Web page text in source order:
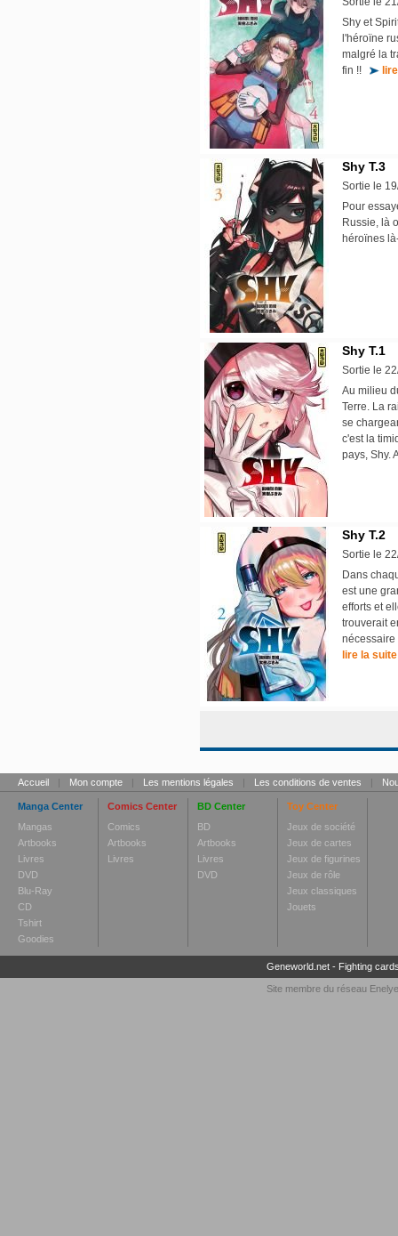
Shy et
l'héroïne
malgré la
fin !!
Shy T.3
Sortie le
Pour
Russie, là
héroïnes
Shy T.1
Sortie le
Au milieu
Terre. La
se
c'est la
pays, Shy.
Shy T.2
Sortie le
Dans
est une
efforts et
trouverait
lire la suite
Accueil | Mon compte | Les mentions légales | Les conditions de ventes |
Manga Center
Mangas
Artbooks
Livres
DVD
Blu-Ray
CD
Tshirt
Goodies
Comics Center
Comics
Artbooks
Livres
BD Center
BD
Artbooks
Livres
DVD
Toy Center
Jeux de société
Jeux de cartes
Jeux de figurines
Jeux de rôle
Jeux classiques
Jouets
Geneworld.net- Fighting
Site membre du réseau Enelye